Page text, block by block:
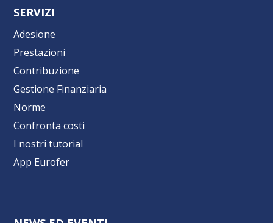
SERVIZI
Adesione
Prestazioni
Contribuzione
Gestione Finanziaria
Norme
Confronta costi
I nostri tutorial
App Eurofer